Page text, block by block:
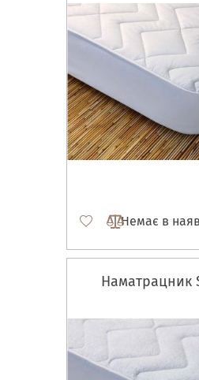
Немає в
Наматрацник